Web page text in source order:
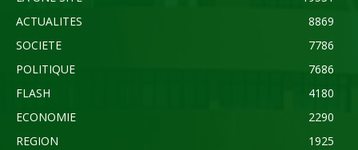
ACTUALITES
8869
SOCIETE
7786
POLITIQUE
7686
FLASH
4180
ECONOMIE
2290
REGION
1925